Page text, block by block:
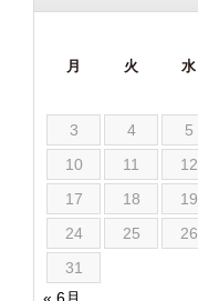
月 火 水
3
4 5
10
11 12
17
18 19
24
25 26
31